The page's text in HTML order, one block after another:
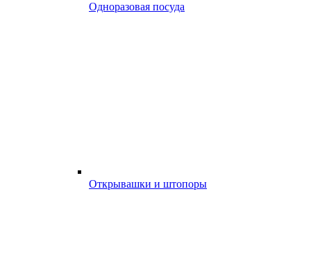
Одноразовая посуда
Открывашки и штопоры